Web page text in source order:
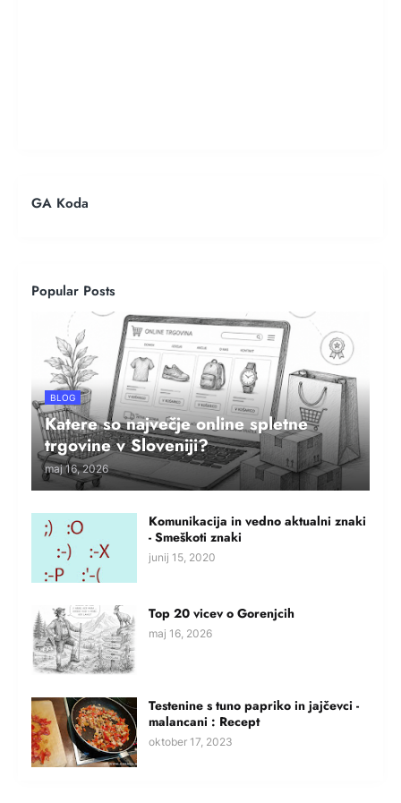
GA Koda
Popular Posts
BLOG
Katere so največje online spletne
trgovine v Sloveniji?
maj 16, 2026
Komunikacija in vedno aktualni znaki
- Smeškoti znaki
junij 15, 2020
Top 20 vicev o Gorenjcih
maj 16, 2026
Testenine s tuno papriko in jajčevci -
malancani : Recept
oktober 17, 2023